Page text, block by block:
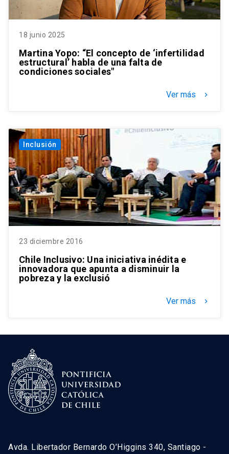
18 junio 2025
Martina Yopo: “El concepto de ‘infertilidad
estructural’ habla de una falta de
condiciones sociales"
Ver más keyboard_arrow_right
Inclusión
23 diciembre 2016
Chile Inclusivo: Una iniciativa inédita e
innovadora que apunta a disminuir la
pobreza y la exclusió
Ver más keyboard_arrow_right
Avda. Libertador Bernardo O’Higgins 340, Santiago -